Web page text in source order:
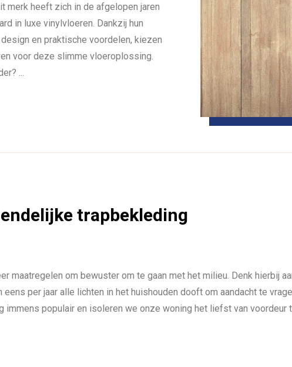
merk heeft zich in de afgelopen jaren
in luxe vinylvloeren. Dankzij hun
en praktische voordelen, kiezen
voor deze slimme vloeroplossing.
...
trapbekleding
maatregelen om bewuster om te gaan met het milieu. Denk hierbij
eens per jaar alle lichten in het huishouden dooft om aandacht te
immens populair en isoleren we onze woning het liefst van voordeur